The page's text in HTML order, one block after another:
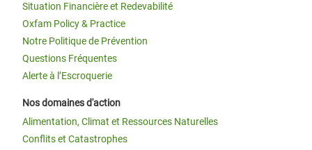
Situation Financière et Redevabilité
Oxfam Policy & Practice
Notre Politique de Prévention
Questions Fréquentes
Alerte à l’Escroquerie
Nos domaines d'action
Alimentation, Climat et Ressources Naturelles
Conflits et Catastrophes